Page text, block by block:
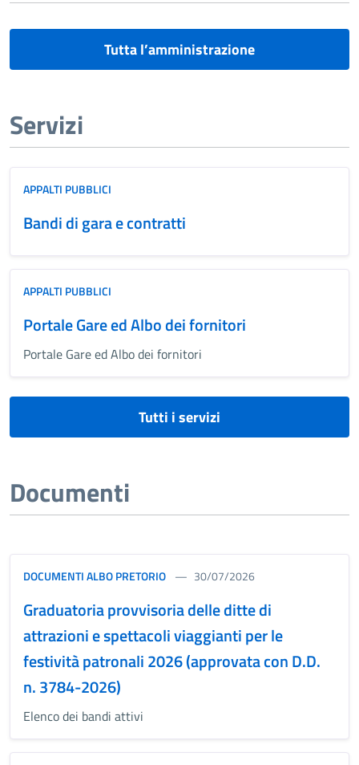
Tutta l’amministrazione
Servizi
APPALTI PUBBLICI
Bandi di gara e contratti
APPALTI PUBBLICI
Portale Gare ed Albo dei fornitori
Portale Gare ed Albo dei fornitori
Tutti i servizi
Documenti
DOCUMENTI ALBO PRETORIO 30/07/2026
Graduatoria provvisoria delle ditte di
attrazioni e spettacoli viaggianti per le
festività patronali 2026 (approvata con D.D.
n. 3784-2026)
Elenco dei bandi attivi